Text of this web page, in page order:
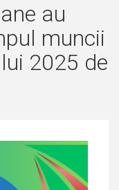
au
muncii
2025 de